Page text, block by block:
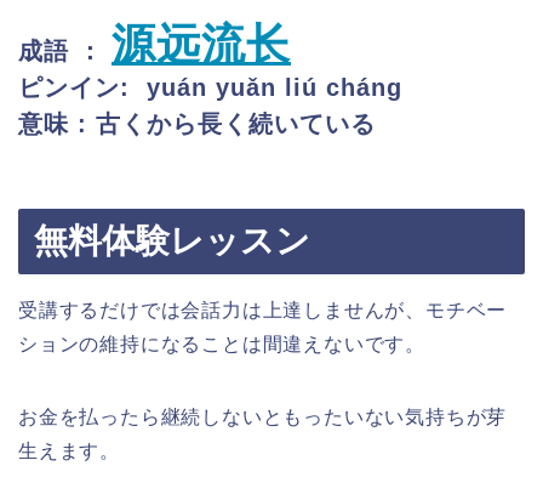
成語 ： 源远流长
ピンイン: yuán yuǎn liú cháng
意味 : 古くから長く続いている
無料体験レッスン
受講するだけでは会話力は上達しませんが、モチベー
ションの維持になることは間違えないです。
お金を払ったら継続しないともったいない気持ちが芽
生えます。